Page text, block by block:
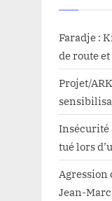
Faradje :
de route
Projet/
Insécurité
tué lors
Agression
Jean-